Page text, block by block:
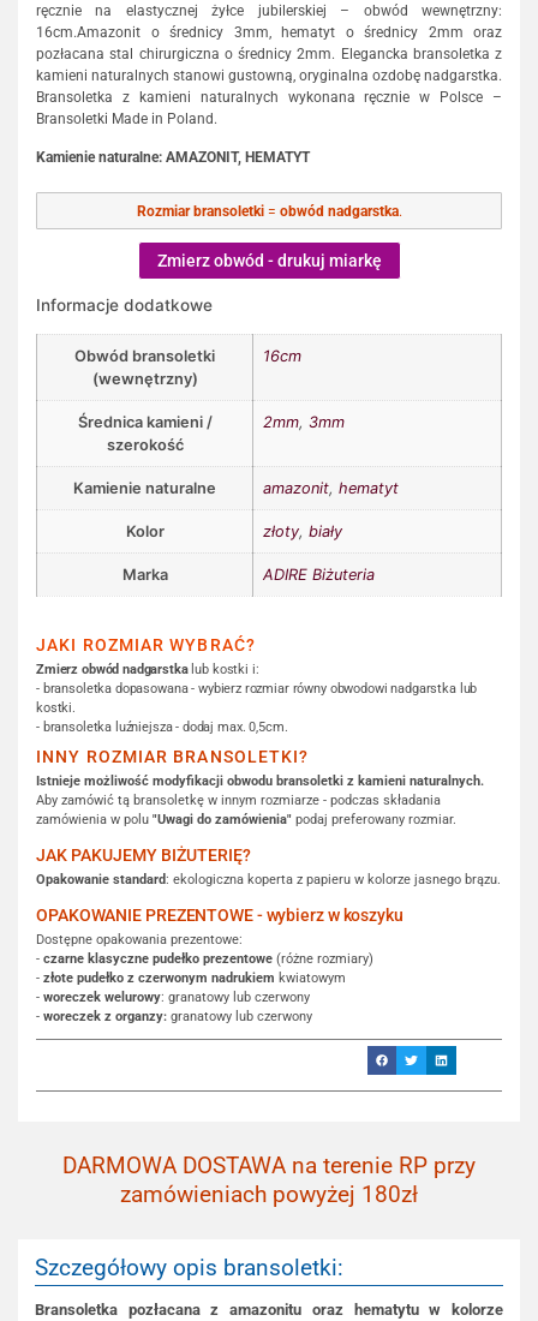
ręcznie na elastycznej żyłce jubilerskiej – obwód wewnętrzny:
16cm.Amazonit o średnicy 3mm, hematyt o średnicy 2mm oraz
pozłacana stal chirurgiczna o średnicy 2mm. Elegancka bransoletka z
kamieni naturalnych stanowi gustowną, oryginalna ozdobę nadgarstka.
Bransoletka z kamieni naturalnych wykonana ręcznie w Polsce –
Bransoletki Made in Poland.
Kamienie naturalne: AMAZONIT, HEMATYT
Rozmiar bransoletki= obwód nadgarstka.
Zmierz obwód - drukuj miarkę
Informacje dodatkowe
Obwód bransoletki
(wewnętrzny)
16cm
Średnica kamieni /
szerokość
2mm, 3mm
Kamienie naturalne amazonit, hematyt
Kolor złoty, biały
Marka ADIRE Biżuteria
JAKI ROZMIAR WYBRAĆ?
Zmierz obwód nadgarstkalub kostki i:
- bransoletka dopasowana - wybierz rozmiar równy obwodowi nadgarstka lub
kostki.
- bransoletka luźniejsza - dodaj max. 0,5cm.
INNY ROZMIAR BRANSOLETKI?
Istnieje możliwość modyfikacji obwodu bransoletki z kamieni naturalnych.
Aby zamówić tą bransoletkę w innym rozmiarze - podczas składania
zamówienia w polu "Uwagi do zamówienia" podaj preferowany rozmiar.
JAK PAKUJEMY BIŻUTERIĘ?
Opakowanie standard: ekologiczna koperta z papieru w kolorze jasnego brązu.
OPAKOWANIE PREZENTOWE - wybierz w koszyku
Dostępne opakowania prezentowe:
- czarne klasyczne pudełko prezentowe (różne rozmiary)
- złote pudełko z czerwonym nadrukiem kwiatowym
- woreczek welurowy: granatowy lub czerwony
- woreczek z organzy: granatowy lub czerwony
DARMOWA DOSTAWA na terenie RP przy
zamówieniach powyżej 180zł
Szczegółowy opis bransoletki:
Bransoletka pozłacana z amazonitu oraz hematytu w kolorze